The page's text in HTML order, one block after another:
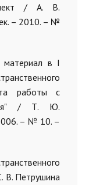
/ А. В.
– 2010. – №
материал в I
работы с
/ Т. Ю.
– № 10. –
В. Петрушина